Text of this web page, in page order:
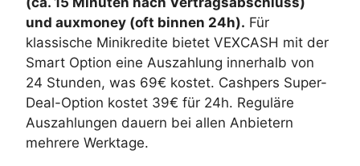
und auxmoney (oft binnen 24h). Für
klassische Minikredite bietet VEXCASH mit der
Smart Option eine Auszahlung innerhalb von
24 Stunden, was 69€ kostet. Cashpers Super-
Deal-Option kostet 39€ für 24h. Reguläre
Auszahlungen dauern bei allen Anbietern
mehrere Werktage.